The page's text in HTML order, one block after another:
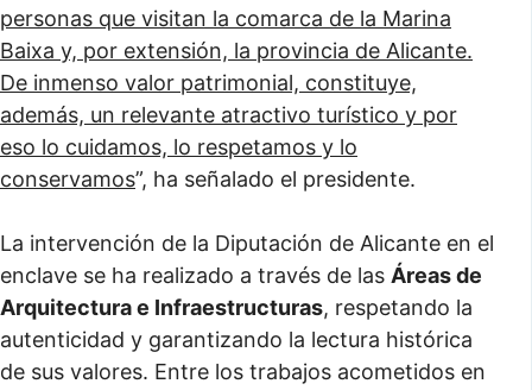
personas que visitan la comarca de la Marina
Baixa y, por extensión, la provincia de Alicante.
De inmenso valor patrimonial, constituye,
además, un relevante atractivo turístico y por
eso lo cuidamos, lo respetamos y lo
conservamos”, ha señalado el presidente.
La intervención de la Diputación de Alicante en el
enclave se ha realizado a través de las Áreas de
Arquitectura e Infraestructuras, respetando la
autenticidad y garantizando la lectura histórica
de sus valores. Entre los trabajos acometidos en